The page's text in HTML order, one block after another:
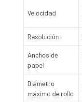
Velocidad
Resolución
Anchos de
papel
Diámetro
máximo de rollo